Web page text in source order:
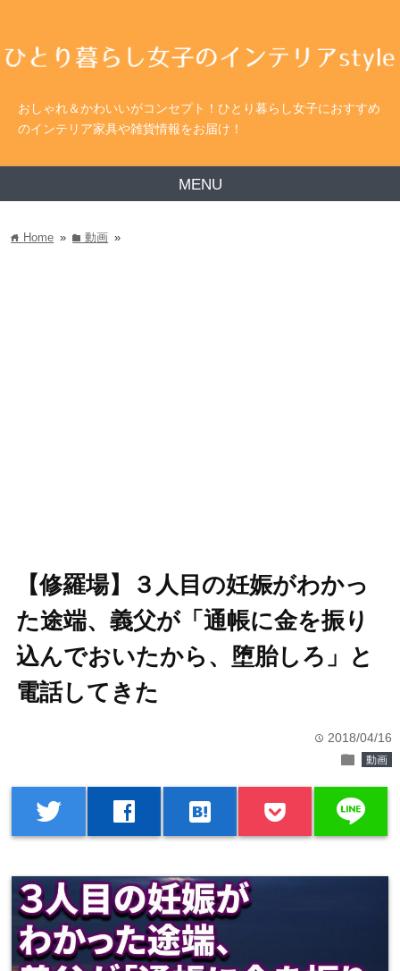
おしゃれ＆かわいいがコンセプト！ひとり暮らし女子におすすめ
のインテリア家具や雑貨情報をお届け！
MENU
home Home » folder動画 »
【修羅場】３人目の妊娠がわかっ
た途端、義父が「通帳に金を振り
込んでおいたから、堕胎しろ」と
電話してきた
time 2018/04/16
folder 動画
twitter facebook hatenabookmark line